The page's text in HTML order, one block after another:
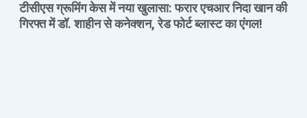
टीसीएस ग्रूमिंग केस में नया खुलासा: फरार एचआर निदा खान की
गिरफ्त में डॉ. शाहीन से कनेक्शन, रेड फोर्ट ब्लास्ट का एंगल!